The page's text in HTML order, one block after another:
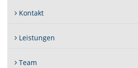
Kontakt
Leistungen
Team